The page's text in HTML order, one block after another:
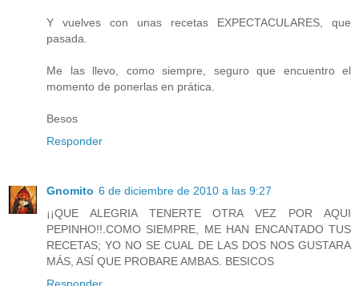
Y vuelves con unas recetas EXPECTACULARES, que
pasada.
Me las llevo, como siempre, seguro que encuentro el
momento de ponerlas en prática.
Besos
Responder
Gnomito 6 de diciembre de 2010 a las 9:27
¡¡QUE ALEGRIA TENERTE OTRA VEZ POR AQUI
PEPINHO!!.COMO SIEMPRE, ME HAN ENCANTADO TUS
RECETAS; YO NO SE CUAL DE LAS DOS NOS GUSTARA
MÁS, ASÍ QUE PROBARE AMBAS. BESICOS